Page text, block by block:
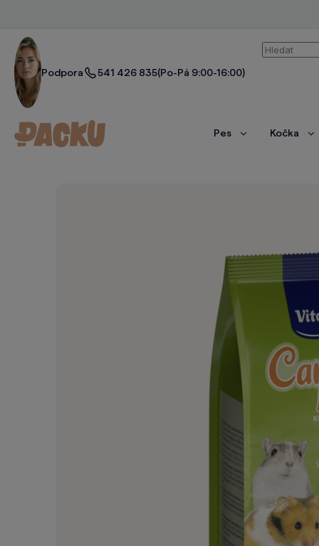
Podpora 541 426 835(Po-Pá 9:00-16:00)
Vyhledávání
Pes
ZobrazitKočka